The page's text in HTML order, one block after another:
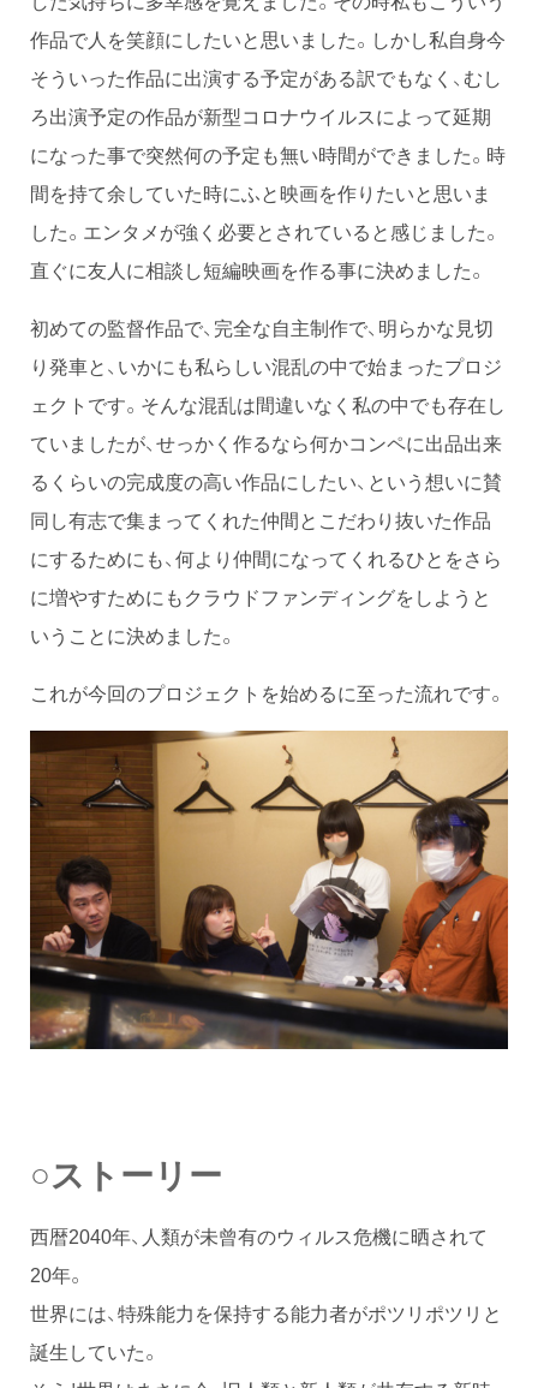
作品で人を笑顔にしたいと思いました。しかし私自身今
そういった作品に出演する予定がある訳でもなく、むし
ろ出演予定の作品が新型コロナウイルスによって延期
になった事で突然何の予定も無い時間ができました。時
間を持て余していた時にふと映画を作りたいと思いま
した。エンタメが強く必要とされていると感じました。
直ぐに友人に相談し短編映画を作る事に決めました。
初めての監督作品で、完全な自主制作で、明らかな見切
り発車と、いかにも私らしい混乱の中で始まったプロジ
ェクトです。そんな混乱は間違いなく私の中でも存在し
ていましたが、せっかく作るなら何かコンペに出品出来
るくらいの完成度の高い作品にしたい、という想いに賛
同し有志で集まってくれた仲間とこだわり抜いた作品
にするためにも、何より仲間になってくれるひとをさら
に増やすためにもクラウドファンディングをしようと
いうことに決めました。
これが今回のプロジェクトを始めるに至った流れです。
○ストーリー
西暦2040年、人類が未曾有のウィルス危機に晒されて
20年。
世界には、特殊能力を保持する能力者がポツリポツリと
誕生していた。